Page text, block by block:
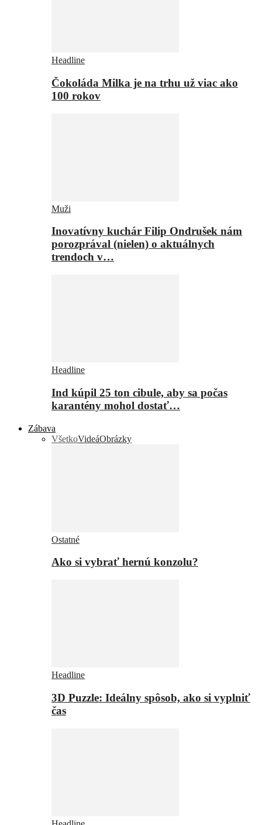
Headline
Čokoláda Milka je na trhu už viac ako
100 rokov
Muži
Inovatívny kuchár Filip Ondrušek nám
porozprával (nielen) o aktuálnych
trendoch v…
Headline
Ind kúpil 25 ton cibule, aby sa počas
karantény mohol dostať…
Zábava
VšetkoVideáObrázky
Ostatné
Ako si vybrať hernú konzolu?
Headline
3D Puzzle: Ideálny spôsob, ako si vyplniť
čas